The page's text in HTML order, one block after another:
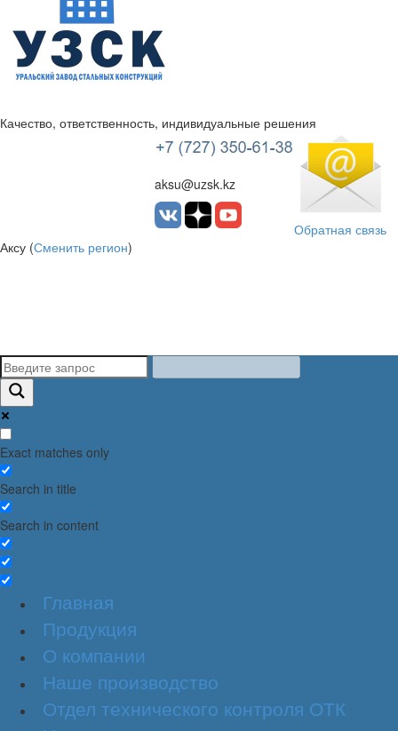
УЗСК Казахстан
Качество, ответственность, индивидуальные решения
aksu@uzsk.kz
Обратная связь
Аксу (Сменить регион)
Exact matches only
Search in title
Search in content
Главная
Продукция
О компании
Наше производство
Отдел технического контроля ОТК